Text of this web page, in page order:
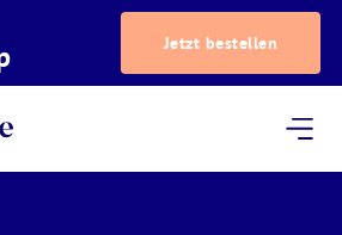
Jetzt bestellen